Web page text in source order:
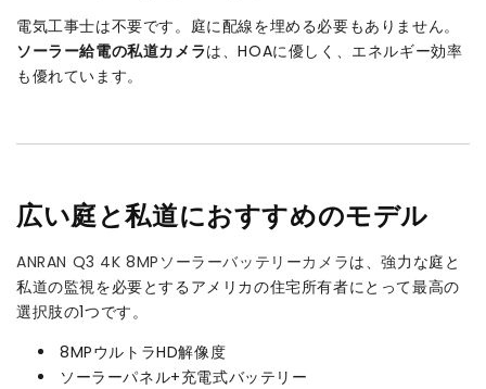
電気工事士は不要です。庭に配線を埋める必要もありません。
ソーラー給電の私道カメラは、HOAに優しく、エネルギー効率
も優れています。
広い庭と私道におすすめのモデル
ANRAN Q3 4K 8MPソーラーバッテリーカメラは、強力な庭と
私道の監視を必要とするアメリカの住宅所有者にとって最高の
選択肢の1つです。
8MPウルトラHD解像度
ソーラーパネル+充電式バッテリー